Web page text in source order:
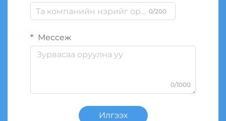
0/200
Мессеж
0/1000
Илгээх